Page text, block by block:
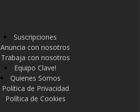
Suscripciones
Anuncia con nosotros
Trabaja con nosotros
Equipo Clave!
Quienes Somos
Política de Privacidad
Política de Cookies